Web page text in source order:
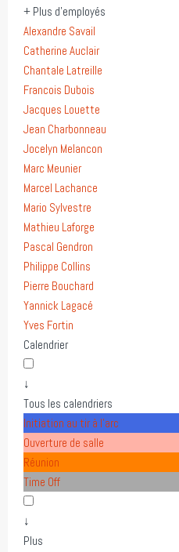
+ Plus d'employés
Alexandre Savail
Catherine Auclair
Chantale Latreille
Francois Dubois
Jacques Louette
Jean Charbonneau
Jocelyn Melancon
Marc Meunier
Marcel Lachance
Mario Sylvestre
Mathieu Laforge
Pascal Gendron
Philippe Collins
Pierre Bouchard
Yannick Lagacé
Yves Fortin
Calendrier
↓
Tous les calendriers
Initiation au tir à l'arc
Ouverture de salle
Réunion
Time Off
↓
Plus